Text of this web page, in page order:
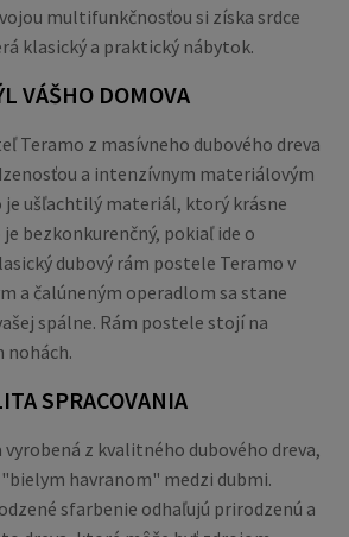
multifunkčnosťou si získa srdce
klasický a praktický nábytok.
VÁŠHO DOMOVA
Teramo z masívneho dubového dreva
a intenzívnym materiálovým
je ušľachtilý materiál, ktorý krásne
bezkonkurenčný, pokiaľ ide o
dubový rám postele Teramo v
a čalúneným operadlom sa stane
spálne. Rám postele stojí na
nohách.
SPRACOVANIA
z kvalitného dubového dreva,
havranom" medzi dubmi.
sfarbenie odhaľujú prirodzenú a